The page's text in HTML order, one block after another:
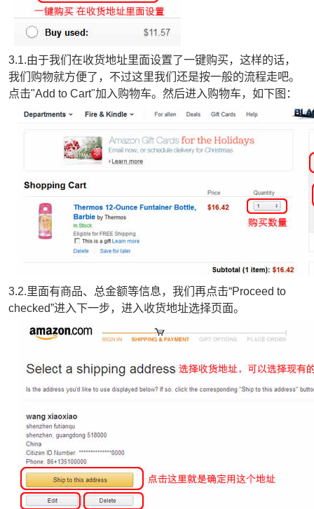
3.1.由于我们在收货地址里面设置了一键购买，这样的话，
我们购物就方便了，不过这里我们还是按一般的流程走吧。
点击"Add to Cart"加入购物车。然后进入购物车，如下图：
3.2.里面有商品、总金额等信息，我们再点击“Proceed to
checked”进入下一步，进入收货地址选择页面。